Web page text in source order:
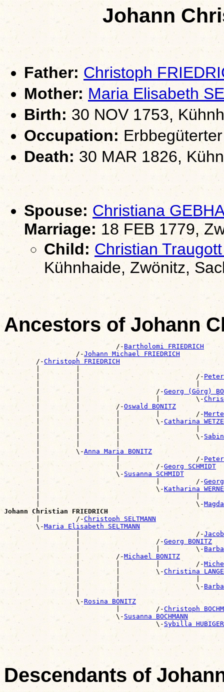
Johann
Father: Christoph
Mother: Maria Elisabeth
Birth:30 NOV 1753,
Occupation: Erbbegüterter
Death: 30 MAR 1826,
Spouse: Christiana
Marriage: 18 FEB 1779,
Child: Christian
Kühnhaide, Zwönitz,
Ancestors of Johann
                            /-
Bartholomi FRIEDRICH
                  /-
Johann Michael FRIEDRICH
        /-
Christoph FRIEDRICH
|         |
        |         |                             /-
Peter
        |         |                   /-
Georg (Görg)
        |         |                   |         \-
        |         |         /-
Oswald BONITZ
        |         |         |         |         /-
        |         |         |         \-
Catharina
        |         |         |                   \-
|         |         |
        |         \-
Anna Maria BONITZ
        |                   |                   /-
Peter
        |                   |         /-
Georg SCHMIDT
        |                   \-
Susanna SCHMIDT
        |                             |         /-
Georg
        |                             \-
Katharina
|                                       |
        |                                       \-
Johann Christian FRIEDRICH
|         /-Christoph SELTMANN
        \-
Maria Elisabeth SELTMANN
                  |                             /-
                  |                   /-
Georg BONITZ
                  |                   |         \-
                  |         /-
Michael BONITZ
                  |         |         |         /-
                  |         |         \-
Christina LANGE
|         |                   |
                  |         |                   \-
|         |
                  \-
Rosina BONITZ
                            |         /-
Christoph
                            \-
Susanna BOCHMANN
                                      \-
Sybilla HUBIGER
Descendants of